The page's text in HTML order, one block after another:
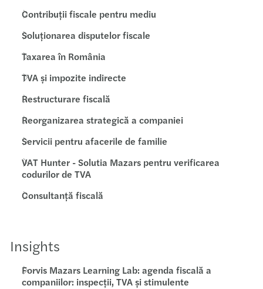
Contribuții fiscale pentru mediu
Soluționarea disputelor fiscale
Taxarea în România
TVA și impozite indirecte
Restructurare fiscală
Reorganizarea strategică a companiei
Servicii pentru afacerile de familie
VAT Hunter - Solutia Mazars pentru verificarea
codurilor de TVA
Consultanță fiscală
Insights
Forvis Mazars Learning Lab: agenda fiscală a
companiilor: inspecții, TVA și stimulente